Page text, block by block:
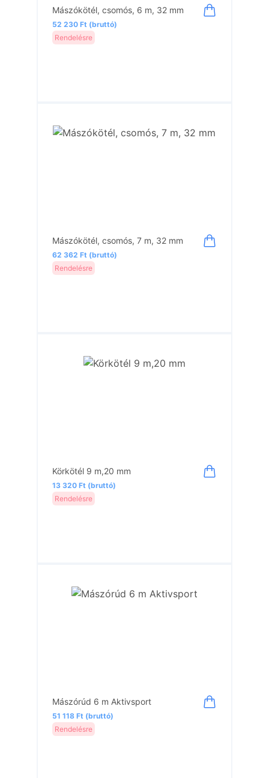
Mászókötél, csomós, 6 m, 32 mm
52 230 Ft (bruttó)
Rendelésre
Mászókötél, csomós, 7 m, 32 mm
62 362 Ft (bruttó)
Rendelésre
Körkötél 9 m,20 mm
13 320 Ft (bruttó)
Rendelésre
Mászórúd 6 m Aktivsport
51 118 Ft (bruttó)
Rendelésre